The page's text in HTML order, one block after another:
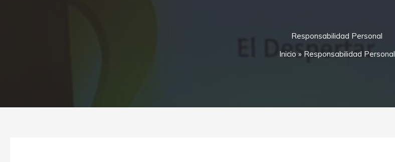
Responsabilidad Personal
Inicio » Responsabilidad Personal